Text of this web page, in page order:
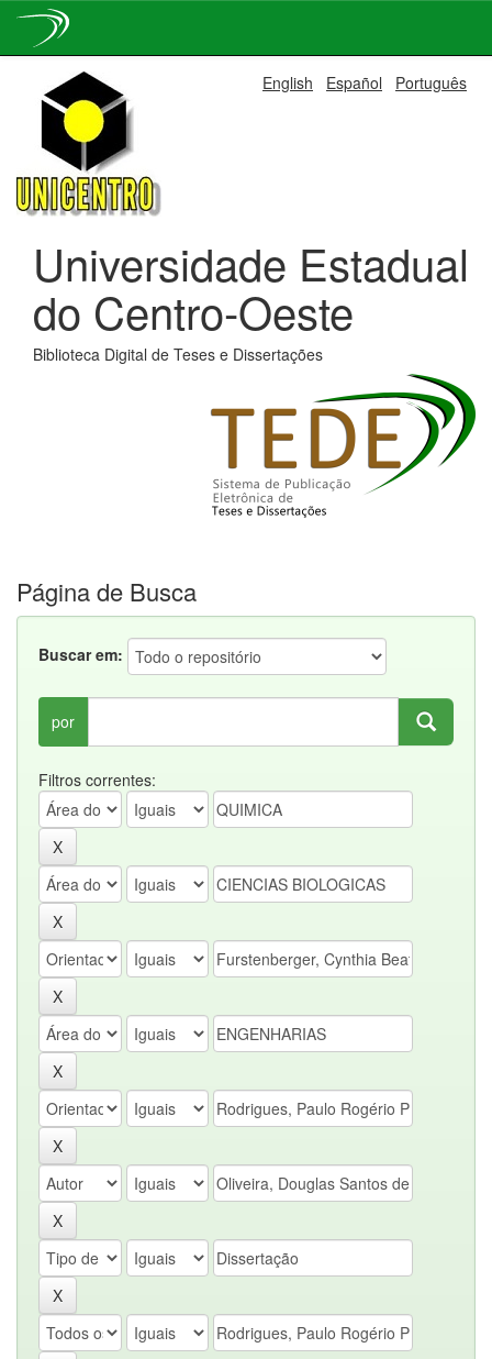
navigation
English Español Português
Universidade Estadual
do Centro-Oeste
Biblioteca Digital de Teses e Dissertações
Página de Busca
Buscar em:
por
Filtros correntes: